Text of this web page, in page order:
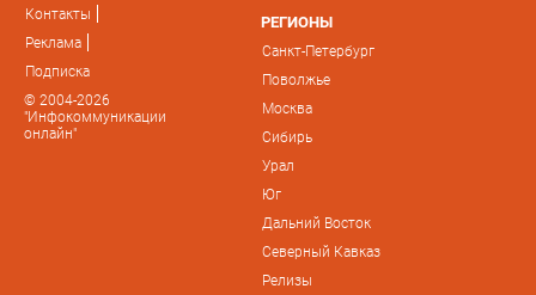
Контакты
Реклама
Подписка
© 2004-2026
"Инфокоммуникации
онлайн"
РЕГИОНЫ
Санкт-Петербург
Поволжье
Москва
Сибирь
Урал
Юг
Дальний Восток
Северный Кавказ
Релизы